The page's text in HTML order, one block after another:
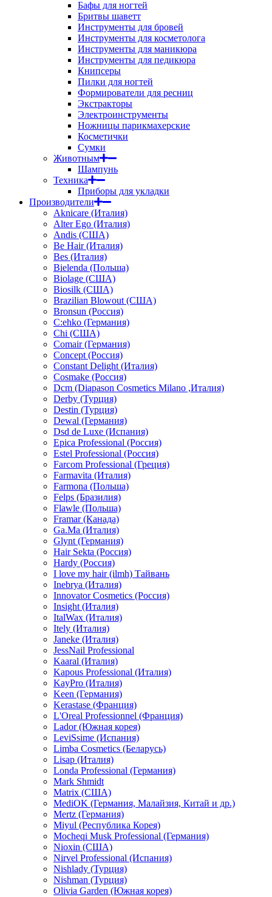
Бафы для ногтей
Бритвы шаветт
Инструменты для бровей
Инструменты для косметолога
Инструменты для маникюра
Инструменты для педикюра
Книпсеры
Пилки для ногтей
Формирователи для ресниц
Экстракторы
Электроинструменты
Ножницы парикмахерские
Косметички
Сумки
Животным
Шампунь
Техника
Приборы для укладки
Производители
Aknicare (Италия)
Alter Ego (Италия)
Andis (США)
Be Hair (Италия)
Bes (Италия)
Bielenda (Польша)
Biolage (США)
Biosilk (США)
Brazilian Blowout (США)
Bronsun (Россия)
C:ehko (Германия)
Chi (США)
Comair (Германия)
Concept (Россия)
Constant Delight (Италия)
Cosmake (Россия)
Dcm (Diapason Cosmetics Milano ,Италия)
Derby (Турция)
Destin (Турция)
Dewal (Германия)
Dsd de Luxe (Испания)
Epica Professional (Россия)
Estel Professional (Россия)
Farcom Professional (Греция)
Farmavita (Италия)
Farmona (Польша)
Felps (Бразилия)
Flawle (Польша)
Framar (Канада)
Ga.Ma (Италия)
Glynt (Германия)
Hair Sekta (Россия)
Hardy (Россия)
I love my hair (ilmh) Тайвань
Inebrya (Италия)
Innovator Cosmetics (Россия)
Insight (Италия)
ItalWax (Италия)
Itely (Италия)
Janeke (Италия)
JessNail Professional
Kaaral (Италия)
Kapous Professional (Италия)
KayPro (Италия)
Keen (Германия)
Kerastase (Франция)
L'Oreal Professionnel (Франция)
Lador (Южная корея)
LeviSsime (Испания)
Limba Cosmetics (Беларусь)
Lisap (Италия)
Londa Professional (Германия)
Mark Shmidt
Matrix (США)
MediOK (Германия, Малайзия, Китай и др.)
Mertz (Германия)
Miyul (Республика Корея)
Mocheqi Musk Professional (Германия)
Nioxin (США)
Nirvel Professional (Испания)
Nishlady (Турция)
Nishman (Турция)
Olivia Garden (Южная корея)